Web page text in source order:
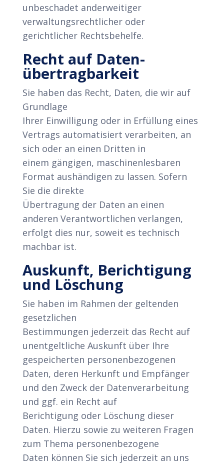
unbeschadet anderweitiger
verwaltungsrechtlicher oder
gerichtlicher Rechtsbehelfe.
Recht auf Daten­
übertrag­barkeit
Sie haben das Recht, Daten, die wir auf
Grundlage
Ihrer Einwilligung oder in Erfüllung eines
Vertrags automatisiert verarbeiten, an
sich oder an einen Dritten in
einem gängigen, maschinenlesbaren
Format aushändigen zu lassen. Sofern
Sie die direkte
Übertragung der Daten an einen
anderen Verantwortlichen verlangen,
erfolgt dies nur, soweit es technisch
machbar ist.
Auskunft, Berichtigung
und Löschung
Sie haben im Rahmen der geltenden
gesetzlichen
Bestimmungen jederzeit das Recht auf
unentgeltliche Auskunft über Ihre
gespeicherten personenbezogenen
Daten, deren Herkunft und Empfänger
und den Zweck der Datenverarbeitung
und ggf. ein Recht auf
Berichtigung oder Löschung dieser
Daten. Hierzu sowie zu weiteren Fragen
zum Thema personenbezogene
Daten können Sie sich jederzeit an uns